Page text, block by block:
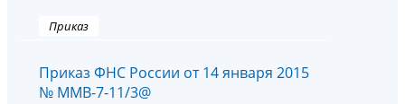
Приказ
Приказ ФНС России от 14 января 2015
№ ММВ-7-11/3@